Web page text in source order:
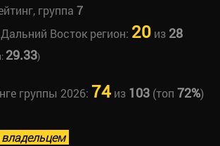
группа 7
Восток регион: 20из 28
29.33)
группы 2026: 74из 103(топ 72%)